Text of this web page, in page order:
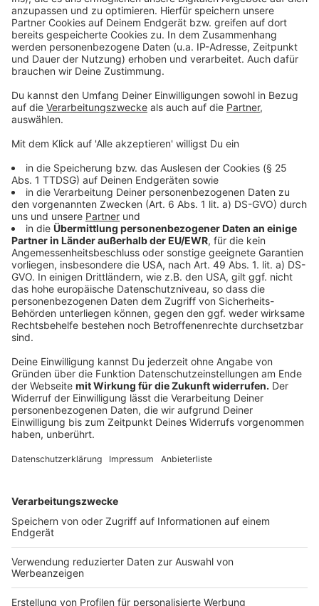
4. Schritt: Das Fleisch auf die untere Hälfte des
Burgers legen.
5. Schritt: Ein Löffel Mango Chutney - die Sauce
zuerst, da sie die restlichen Toppings
6. Schritt: 1-2 Ringe der Zwiebel, 1 getrocknete
Tomate, Sherry Tomate, Salat, Mango, Kräuter
7. Schritt: Den Burger mit dem zweiten Brotstück
"schließen" und am besten mit einem kleinen
Holzstäbchen in der Mitte fixieren.
Anzeige
Das Mango Chutney
Anzeige
Anzeige
Würzig, scharf und absolut lecker: das indische Mango
Chutney kann für viele Gerichte zubereitet werden.
Das Besondere: die gesamte Zubereitung wird auf
dem Grill erledigt. Hier das Rezept.
Zutaten für vier Personen:
1 Reife Mango
1 Limette
50 ml Passierte Tomaten
50 ml Mango Saft